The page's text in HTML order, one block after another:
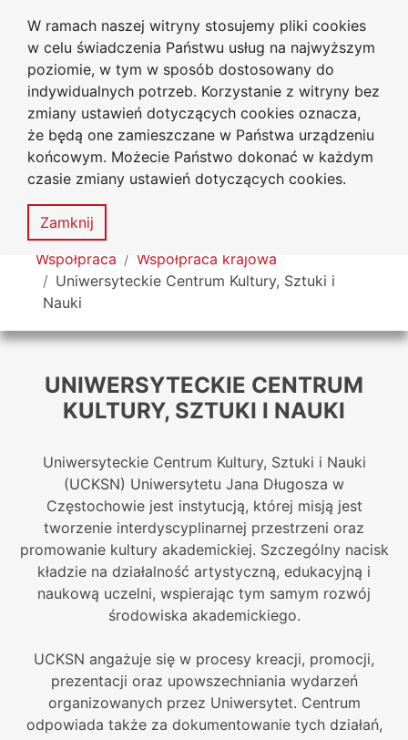
W ramach naszej witryny stosujemy pliki cookies
w celu świadczenia Państwu usług na najwyższym
poziomie, w tym w sposób dostosowany do
indywidualnych potrzeb. Korzystanie z witryny bez
zmiany ustawień dotyczących cookies oznacza,
że będą one zamieszczane w Państwa urządzeniu
końcowym. Możecie Państwo dokonać w każdym
czasie zmiany ustawień dotyczących cookies.
Zamknij
Przejdź do głównego menu
Przejdź do treści
Przejdź do wyszukiwarki
Przejdź do mapy serwisu
Uniwersytet
Jana Długosza w Częstochowie
Mapa
serwisu
MENU
Tutaj jesteś
Współpraca
Współpraca krajowa
Uniwersyteckie Centrum Kultury, Sztuki i
Nauki
UNIWERSYTECKIE CENTRUM
KULTURY, SZTUKI I NAUKI
Uniwersyteckie Centrum Kultury, Sztuki i Nauki
(UCKSN) Uniwersytetu Jana Długosza w
Częstochowie jest instytucją, której misją jest
tworzenie interdyscyplinarnej przestrzeni oraz
promowanie kultury akademickiej. Szczególny nacisk
kładzie na działalność artystyczną, edukacyjną i
naukową uczelni, wspierając tym samym rozwój
środowiska akademickiego.
UCKSN angażuje się w procesy kreacji, promocji,
prezentacji oraz upowszechniania wydarzeń
organizowanych przez Uniwersytet. Centrum
odpowiada także za dokumentowanie tych działań,